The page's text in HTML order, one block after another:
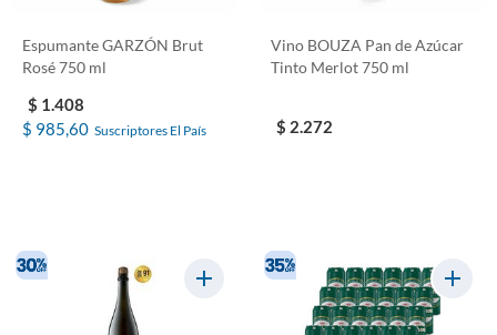
Espumante GARZÓN Brut
Rosé 750 ml
$ 1.408
$ 985,60 Suscriptores El País
Vino BOUZA Pan de Azúcar
Tinto Merlot 750 ml
$ 2.272